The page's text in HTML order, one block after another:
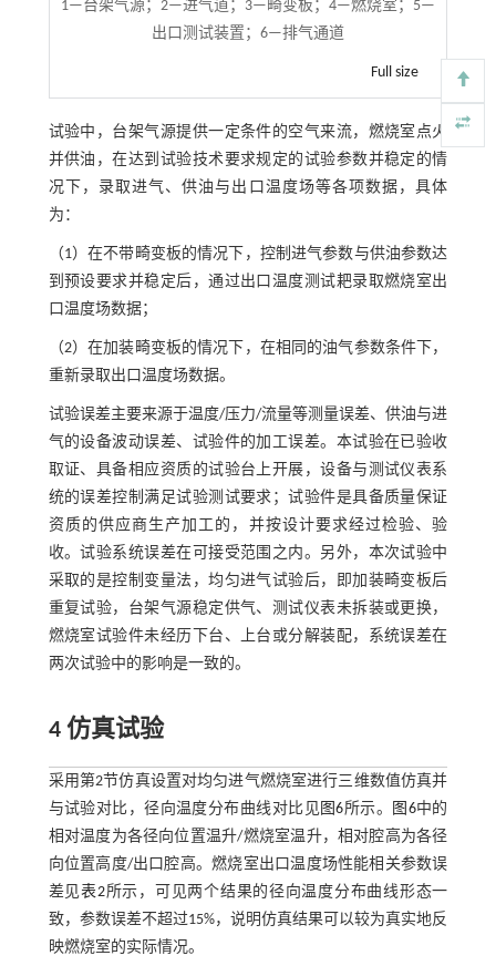
1—台架气源；2—进气道；3—畸变板；4—燃烧室；5—
出口测试装置；6—排气通道
Full size
试验中，台架气源提供一定条件的空气来流，燃烧室点火
并供油，在达到试验技术要求规定的试验参数并稳定的情
况下，录取进气、供油与出口温度场等各项数据，具体
为：
（1）在不带畸变板的情况下，控制进气参数与供油参数达
到预设要求并稳定后，通过出口温度测试耙录取燃烧室出
口温度场数据；
（2）在加装畸变板的情况下，在相同的油气参数条件下，
重新录取出口温度场数据。
试验误差主要来源于温度/压力/流量等测量误差、供油与进
气的设备波动误差、试验件的加工误差。本试验在已验收
取证、具备相应资质的试验台上开展，设备与测试仪表系
统的误差控制满足试验测试要求；试验件是具备质量保证
资质的供应商生产加工的，并按设计要求经过检验、验
收。试验系统误差在可接受范围之内。另外，本次试验中
采取的是控制变量法，均匀进气试验后，即加装畸变板后
重复试验，台架气源稳定供气、测试仪表未拆装或更换，
燃烧室试验件未经历下台、上台或分解装配，系统误差在
两次试验中的影响是一致的。
4 仿真试验
采用第2节仿真设置对均匀进气燃烧室进行三维数值仿真并
与试验对比，径向温度分布曲线对比见图6所示。 图6中的
相对温度为各径向位置温升/燃烧室温升，相对腔高为各径
向位置高度/出口腔高。燃烧室出口温度场性能相关参数误
差见表2所示，可见两个结果的径向温度分布曲线形态一
致，参数误差不超过15%，说明仿真结果可以较为真实地反
映燃烧室的实际情况。